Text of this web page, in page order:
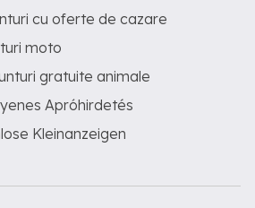
cu oferte de cazare
moto
gratuite animale
Apróhirdetés
Kleinanzeigen